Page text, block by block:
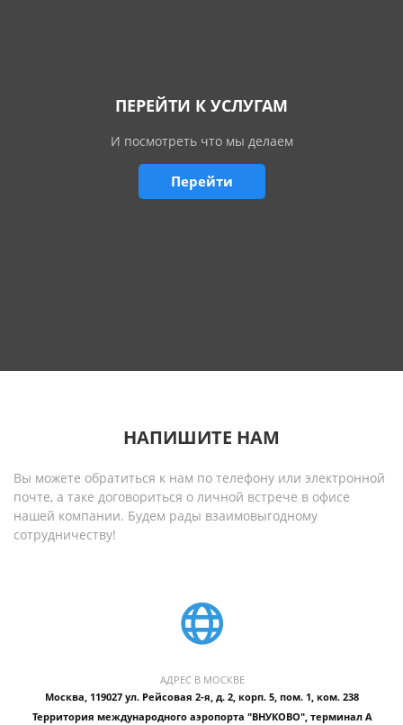
ПЕРЕЙТИ К УСЛУГАМ
И посмотреть что мы делаем
Перейти
НАПИШИТЕ НАМ
Вы можете обратиться к нам по телефону или электронной
почте, а таке договориться о личной встрече в офисе
нашей компании. Будем рады взаимовыгодному
сотрудничеству!
АДРЕС В МОСКВЕ
Москва, 119027 ул. Рейсовая 2-я, д. 2, корп. 5, пом. 1, ком. 238
Территория международного аэропорта "ВНУКОВО", терминал А